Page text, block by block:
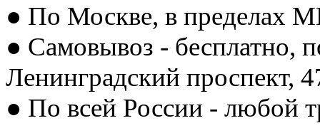
● По Москве, в пределах
● Самовывоз - бесплатно,
Ленинградский проспект,
● По всей России - любой